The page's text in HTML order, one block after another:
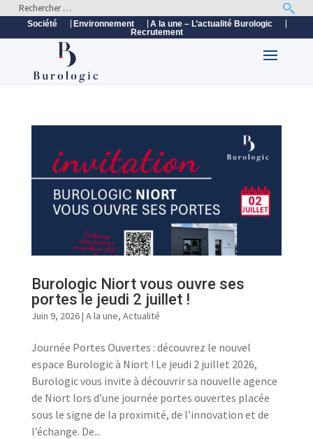
Société Environnement
A la une – L’actualité Burologic
Recrutement
Burologic Niort vous ouvre ses
portes le jeudi 2 juillet !
Juin 9, 2026| A la une, Actualité
Journée Portes Ouvertes : découvrez le nouvel
espace Burologic à Niort ! Le jeudi 2 juillet 2026,
Burologic vous invite à découvrir sa nouvelle agence
de Niort lors d’une journée portes ouvertes placée
sous le signe de la proximité, de l’innovation et de
l’échange. De...